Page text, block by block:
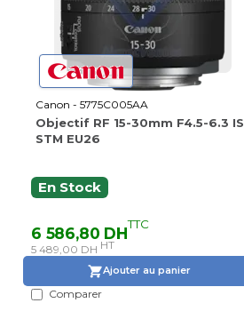
Canon - 5775C005AA
Objectif RF 15-30mm F4.5-6.3 IS
STM EU26
En Stock
6 586,80 DHTTC
5 489,00 DH HT
Ajouter au panier
Comparer